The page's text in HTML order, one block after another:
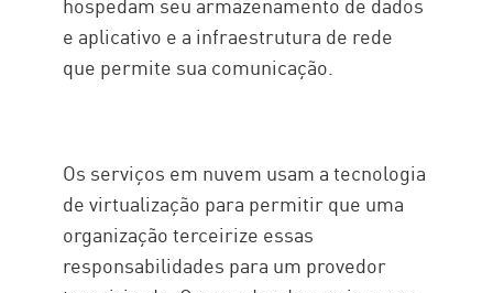
e aplicativo e a infraestrutura de rede
que permite sua comunicação.
Os serviços em nuvem usam a tecnologia
de virtualização para permitir que uma
organização terceirize essas
responsabilidades para um provedor